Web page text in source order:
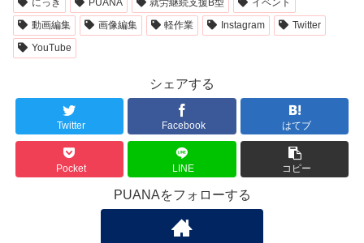
にっき PUANA 就労継続支援B型
イベント
動画編集
画像編集 軽作業 Instagram
Twitter
YouTube
シェアする
Twitter Facebook はてブ
Pocket LINE コピー
PUANAをフォローする